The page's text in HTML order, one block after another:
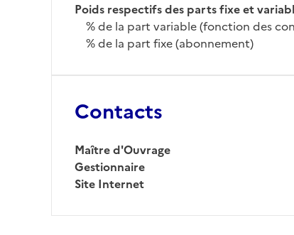
Poids respectifs des parts fixe et
% de la part variable (fonction des
% de la part fixe (abonnement)
Contacts
Maître d'Ouvrage
Gestionnaire
Site Internet